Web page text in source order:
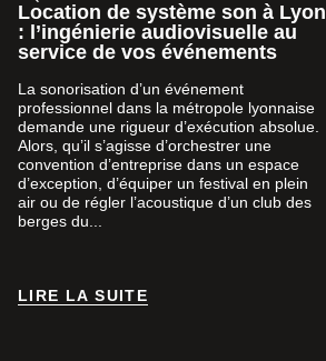
Location de système son à Lyon
: l’ingénierie audiovisuelle au
service de vos événements
La sonorisation d’un événement
professionnel dans la métropole lyonnaise
demande une rigueur d’exécution absolue.
Alors, qu’il s’agisse d’orchestrer une
convention d’entreprise dans un espace
d’exception, d’équiper un festival en plein
air ou de régler l’acoustique d’un club des
berges du...
LIRE LA SUITE